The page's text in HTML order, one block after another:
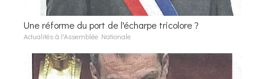
Une réforme du port de l'écharpe tricolore ?
Actualités à l'Assemblée Nationale